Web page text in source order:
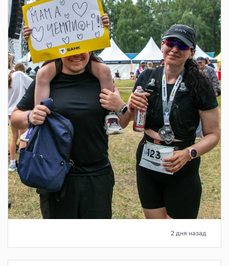
2 дня назад